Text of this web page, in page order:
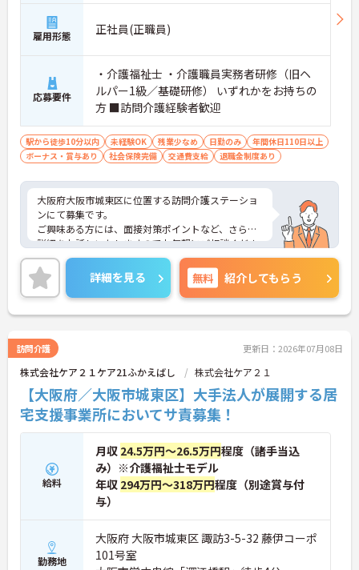
雇用形態 正社員(正職員)
応募要件
・介護福祉士 ・介護職員実務者研修（旧ヘ
ルパー1級／基礎研修） いずれかをお持ちの
方 ■訪問介護経験者歓迎
駅から徒歩10分以内 未経験OK 残業少なめ 日勤のみ
年間休日110日以上
ボーナス・賞与あり
社会保険完備 交通費支給 退職金制度あり
大阪府大阪市城東区に位置する訪問介護ステーショ
ンにて募集です。
ご興味ある方には、面接対策ポイントなど、さらに
詳細をお話しいたしますのでお気軽にご相談くださ
い！
詳細を見る 無料 紹介してもらう
訪問介護 更新日：2026年07月08日
株式会社ケア２１ケア21ふかえばし 株式会社ケア２１
【大阪府／大阪市城東区】大手法人が展開する居
宅支援事業所においてサ責募集！
給料
月収 24.5万円～26.5万円程度（諸手当込
み）※介護福祉士モデル
年収 294万円～318万円程度（別途賞与付
与）
勤務地
大阪府 大阪市城東区 諏訪3-5-32 藤伊コーポ
101号室